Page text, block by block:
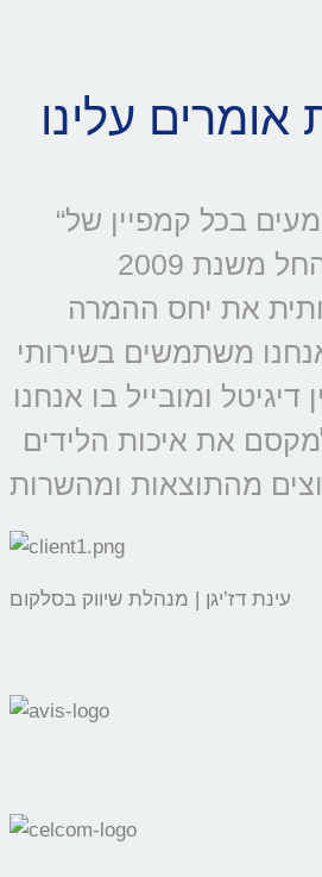
“מוצרי קולמי מוטמעים בכל קמפיין של
סלקום ונטוויז’ן, החל משנת 2009
את יחס ההמרה
משתמשים בשירותי
דיגיטל ומובייל בו אנחנו
את איכות הלידים
עינת דז’יגן | מנהלת שיווק בסלקום